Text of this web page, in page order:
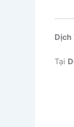
Dịch
Tại